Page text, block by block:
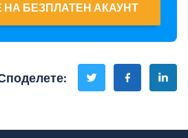
БЕЗПЛАТЕН АКАУНТ
: